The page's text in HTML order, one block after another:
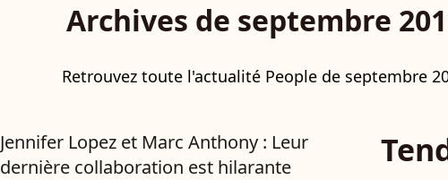
Archives de septembre
Retrouvez toute l'actualité People de septembre
Jennifer Lopez et Marc Anthony : Leur
dernière collaboration est hilarante